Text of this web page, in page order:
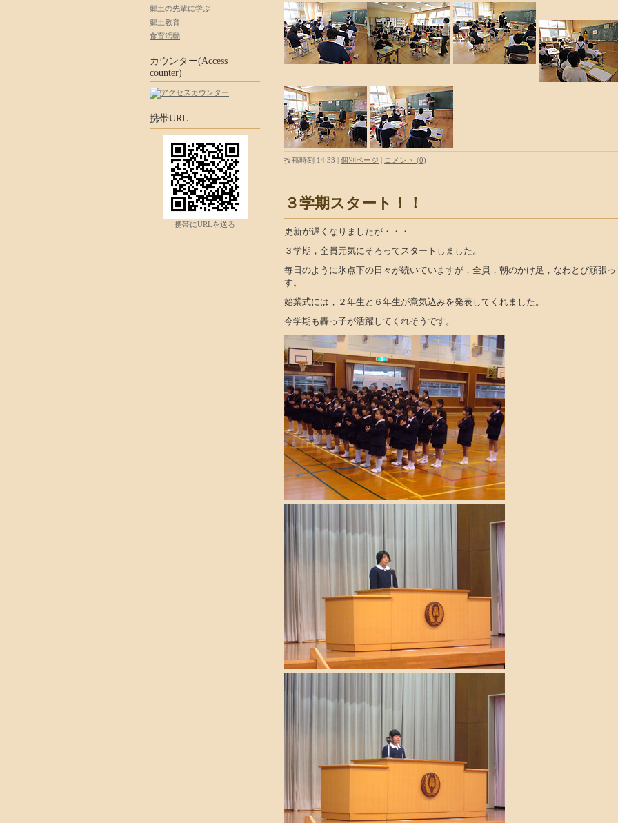
郷土の先輩に学ぶ
郷土教育
食育活動
カウンター(Access
counter)
携帯URL
携帯にURLを送る
投稿時刻 14:33 | 個別ページ | コメント (0)
３学期スタート！！
更新が遅くなりましたが・・・
３学期，全員元気にそろってスタートしました。
毎日のように氷点下の日々が続いていますが，全員，朝のかけ足，なわとび頑張っ
す。
始業式には，２年生と６年生が意気込みを発表してくれました。
今学期も轟っ子が活躍してくれそうです。